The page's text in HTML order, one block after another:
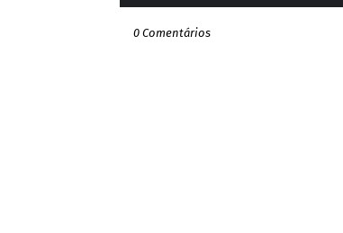
0 Comentários